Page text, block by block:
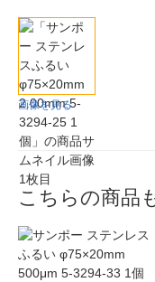
画像を見る
こちらの商品